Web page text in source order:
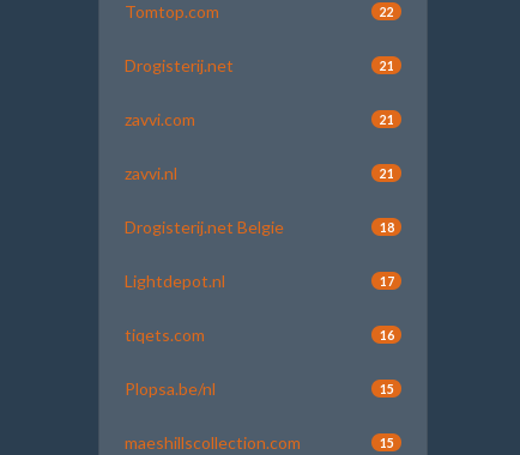
Tomtop.com 22
Drogisterij.net 21
zavvi.com 21
zavvi.nl 21
Drogisterij.net Belgie 18
Lightdepot.nl 17
tiqets.com 16
Plopsa.be/nl 15
maeshillscollection.com 15